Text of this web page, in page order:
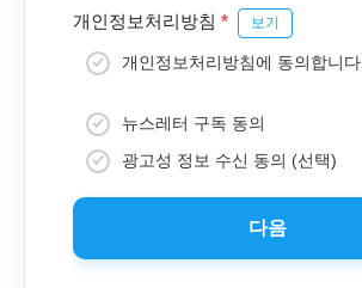
개인정보처리방침 * 보기
개인정보처리방침에 동의합니다.
뉴스레터 구독 동의
광고성 정보 수신 동의 (선택)
다음